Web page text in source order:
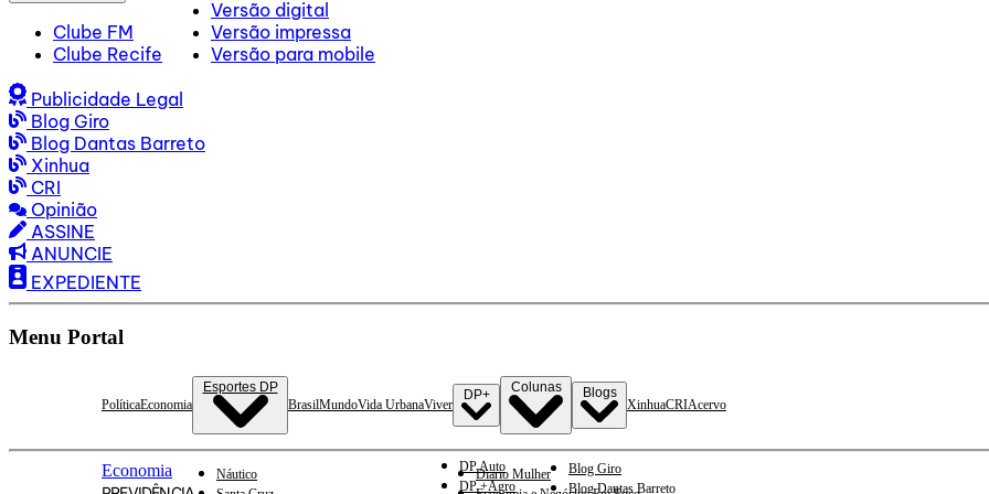
Clube FM
Clube Recife
Versão digital
Versão impressa
Versão para mobile
Publicidade Legal
Blog Giro
Blog Dantas Barreto
Xinhua
CRI
Opinião
ASSINE
ANUNCIE
EXPEDIENTE
Menu Portal
PolíticaEconomia
Esportes DP
Náutico
BrasilMundoVida UrbanaViver
DP+
DP Auto
DP +Agro
Colunas
Diario Mulher
Blogs
Blog Giro
Blog Dantas Barreto
XinhuaCRIAcervo
Economia